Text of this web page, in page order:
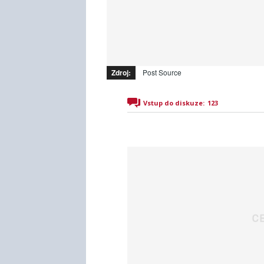
Zdroj: Post Source
Vstup do diskuze: 123